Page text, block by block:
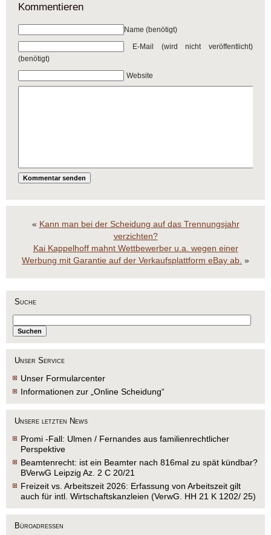
Suche
Unser Service
Unser Formularcenter
Informationen zur „Online Scheidung“
Unsere letzten News
Promi -Fall: Ulmen / Fernandes aus familienrechtlicher
Perspektive
Beamtenrecht: ist ein Beamter nach 816mal zu spät kündbar?
BVerwG Leipzig Az. 2 C 20/21
Freizeit vs. Arbeitszeit 2026: Erfassung von Arbeitszeit gilt
auch für intl. Wirtschaftskanzleien (VerwG. HH 21 K 1202/ 25)
Büroadressen
Kommentieren
Name (benötigt)
E-Mail (wird nicht veröffentlicht)
(benötigt)
Website
« Kann man bei der Scheidung auf das Trennungsjahr
verzichten?
Kai Kappelhoff mahnt Wettbewerber u.a. wegen einer
Werbung mit Garantie auf der Verkaufsplattform eBay ab. »